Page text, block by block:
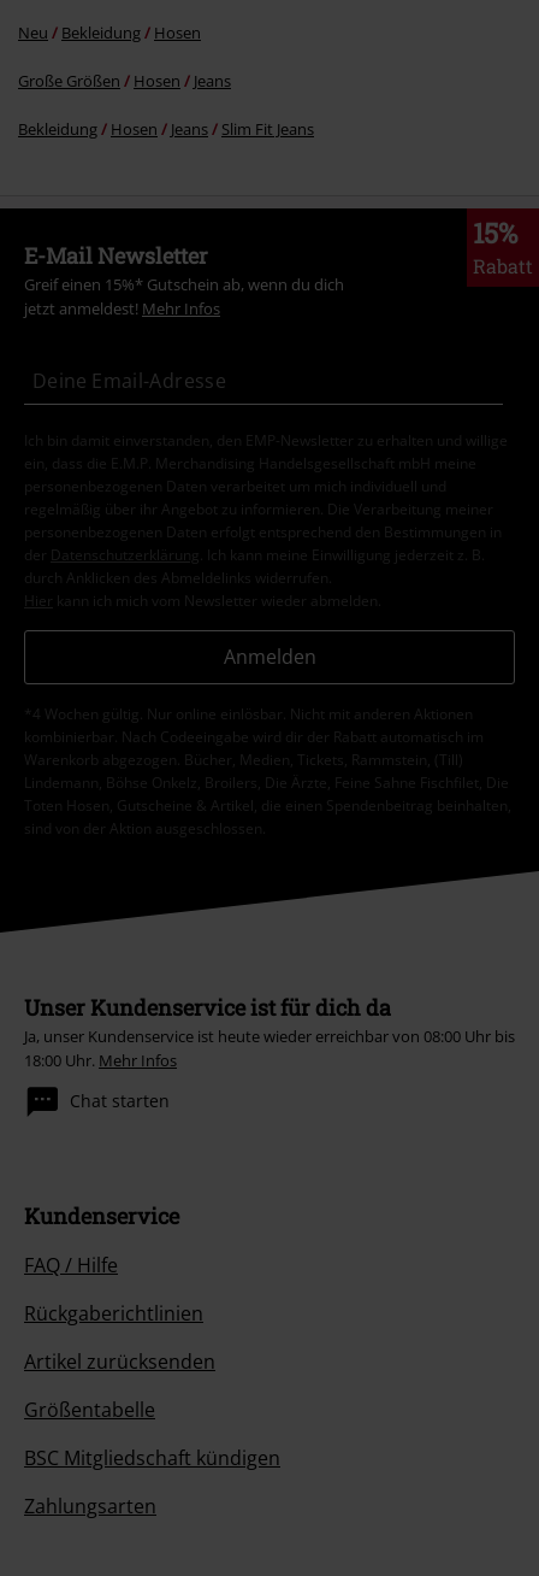
Neu Bekleidung Hosen
Große Größen Hosen Jeans
Bekleidung Hosen Jeans Slim Fit Jeans
15%
Rabatt
E-Mail Newsletter
Greif einen 15%* Gutschein ab, wenn du dich
jetzt anmeldest! Mehr Infos
Ich bin damit einverstanden, den EMP-Newsletter zu erhalten und willige
ein, dass die E.M.P. Merchandising Handelsgesellschaft mbH meine
personenbezogenen Daten verarbeitet um mich individuell und
regelmäßig über ihr Angebot zu informieren. Die Verarbeitung meiner
personenbezogenen Daten erfolgt entsprechend den Bestimmungen in
der
Datenschutzerklärung
. Ich kann meine Einwilligung jederzeit z. B.
durch Anklicken des Abmeldelinks widerrufen.
Hier kann ich mich vom Newsletter wieder abmelden.
Anmelden
*4 Wochen gültig. Nur online einlösbar. Nicht mit anderen Aktionen
kombinierbar. Nach Codeeingabe wird dir der Rabatt automatisch im
Warenkorb abgezogen. Bücher, Medien, Tickets, Rammstein, (Till)
Lindemann, Böhse Onkelz, Broilers, Die Ärzte, Feine Sahne Fischfilet, Die
Toten Hosen, Gutscheine & Artikel, die einen Spendenbeitrag beinhalten,
sind von der Aktion ausgeschlossen.
Unser Kundenservice ist für dich da
Ja, unser Kundenservice ist heute wieder erreichbar von 08:00 Uhr bis
18:00 Uhr. Mehr Infos
Chat starten
Kundenservice
FAQ / Hilfe
Rückgaberichtlinien
Artikel zurücksenden
Größentabelle
BSC Mitgliedschaft kündigen
Zahlungsarten